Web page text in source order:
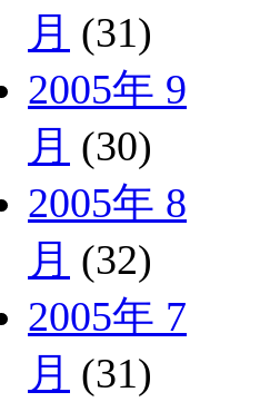
月 (31)
2005年 9
月 (30)
2005年 8
月 (32)
2005年 7
月 (31)